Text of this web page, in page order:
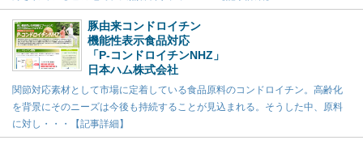
豚由来コンドロイチン
機能性表示食品対応
「P-コンドロイチンNHZ」
日本ハム株式会社
関節対応素材として市場に定着している食品原料のコンドロイチン。高齢化
を背景にそのニーズは今後も持続することが見込まれる。そうした中、原料
に対し・・・【記事詳細】